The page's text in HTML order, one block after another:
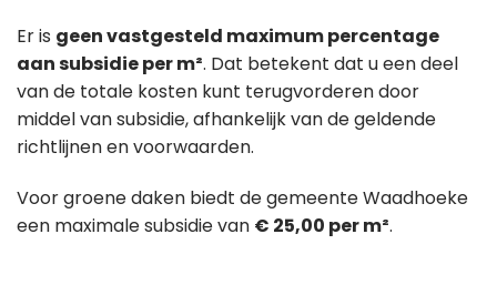
Er is geen vastgesteld maximum percentage
aan subsidie per m². Dat betekent dat u een deel
van de totale kosten kunt terugvorderen door
middel van subsidie, afhankelijk van de geldende
richtlijnen en voorwaarden.
Voor groene daken biedt de gemeente Waadhoeke
een maximale subsidie van € 25,00 per m².